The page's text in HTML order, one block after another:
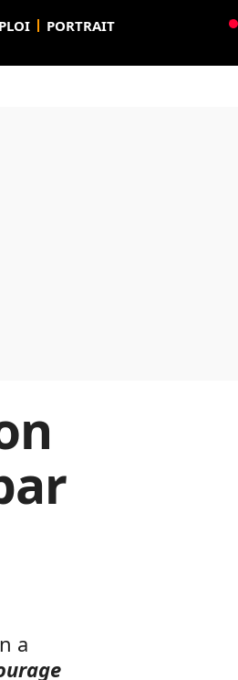
PORTRAIT
a